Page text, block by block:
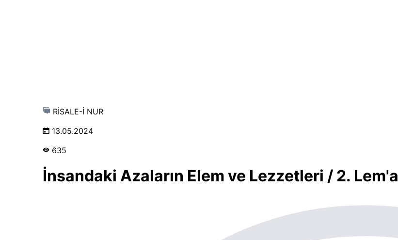
RİSALE-İ NUR
13.05.2024
635
İnsandaki Azaların Elem ve Lezzetleri / 2. Lem'a